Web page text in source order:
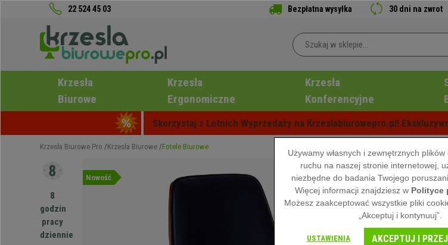
22 524 45 03 Bezpłatna wysyłka 30 dni na zwrot
Krzesła
Biurowe
Krzesła
Ergonomiczne
Krzesła
Konferencyjne
Skorzystaj z Letnich Wyprzedaży na Krzeslabiurowepro.pl!
Krzesła Biurowe Pro Krzesła Biurowe Fotele Biurowe
8
godzin
pracy
dziennie
Nowość
Używamy własnych i zewnętrznych
ruchu na naszej stronie internetowej,
niezbędne do badania Twojego
Więcej informacji znajdziesz w Polityce
Możesz zaakceptować wszystkie pliki
„Akceptuj i kontynuuj”.
USTAWIENIA AKCEPTUJ I